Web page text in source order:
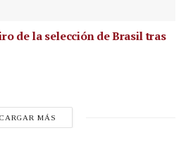
de la selección de Brasil tras
CARGAR MÁS